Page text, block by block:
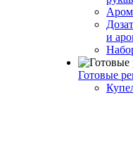
и
Готовые